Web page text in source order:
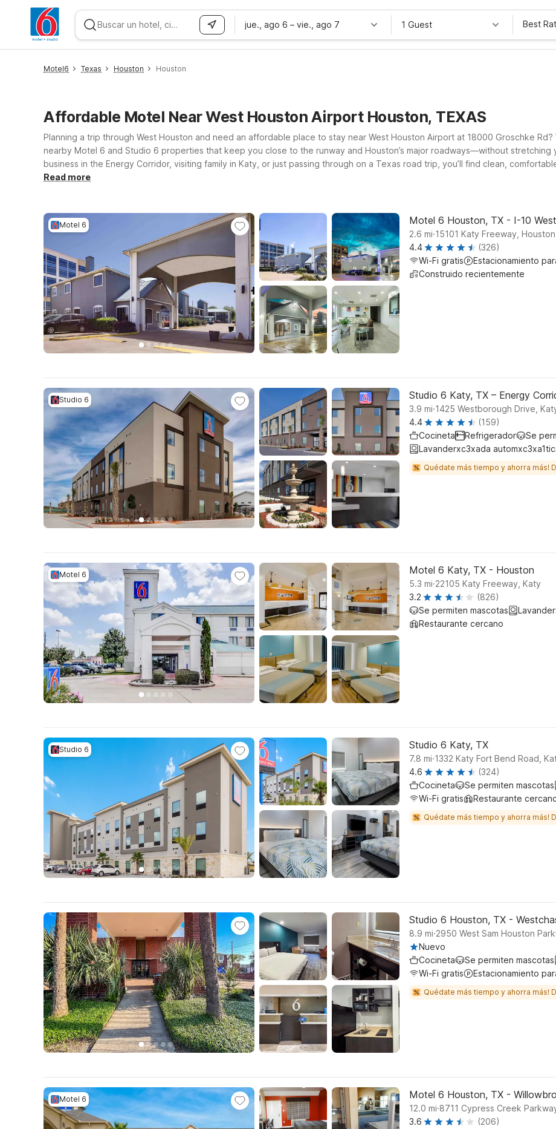
jue., ago 6 – vie., ago 7 1 Guest Best
Motel6 Texas Houston Houston
Affordable Motel Near West Houston Airport Houston, TEXAS
Planning a trip through West Houston and need an affordable place to stay near West Houston Airport at 18000 Groschke
nearby Motel 6 and Studio 6 properties that keep you close to the runway and Houston’s major roadways—without
business in the Energy Corridor, visiting family in Katy, or just passing through on a Texas road trip, you’ll find clean,
Stay just a short drive from the airport at Motel 6 Houston, TX - I-10 West or choose an extended-stay style setup at Studio 6
Read more
Motel 6 Motel 6 Houston, TX - I-10 West
2.6 mi.15101 Katy Freeway, Houston
4.4
(326)
Wi-Fi gratis
Estacionamiento
Construido recientemente
Studio 6 Studio 6 Katy, TX – Energy
3.9 mi.1425 Westborough Drive,
4.4
(159)
Cocineta
Refrigerador
Se
Lavanderxc3xada
Quédate más tiempo y ahorra más!
Motel 6 Motel 6 Katy, TX - Houston
5.3 mi.22105 Katy Freeway, Katy
3.2
(826)
Se permiten mascotas
Restaurante cercano
Studio 6 Studio 6 Katy, TX
7.8 mi.1332 Katy Fort Bend Road,
4.6
(324)
Cocineta
Se permiten mascotas
Wi-Fi gratis
Restaurante
Quédate más tiempo y ahorra más!
Studio 6 Houston, TX -
8.9 mi.2950 West Sam Houston
Nuevo
Cocineta
Se permiten mascotas
Wi-Fi gratis
Estacionamiento
Quédate más tiempo y ahorra más!
Motel 6 Motel 6 Houston, TX -
12.0 mi.8711 Cypress Creek
3.6
(206)